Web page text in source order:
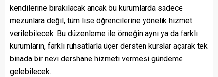
kendilerine bırakılacak ancak bu kurumlarda sadece
mezunlara değil, tüm lise öğrencilerine yönelik hizmet
verilebilecek. Bu düzenleme ile örneğin aynı ya da farklı
kurumların, farklı ruhsatlarla üçer dersten kurslar açarak tek
binada bir nevi dershane hizmeti vermesi gündeme
gelebilecek.